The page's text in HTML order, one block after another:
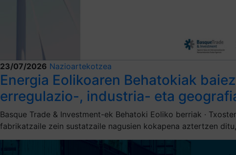
23/07/2026 Nazioartekotzea
Energia Eolikoaren Behatokiak
erregulazio-, industria- eta
Basque Trade & Investment-ek Behatoki Eoliko berriak ·
fabrikatzaile zein sustatzaile nagusien kokapena aztertzen